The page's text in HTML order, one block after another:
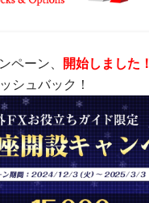
ペーン、
開始しました！
シュバック！